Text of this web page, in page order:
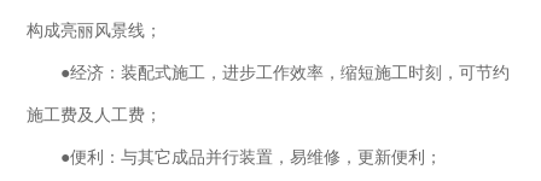
构成亮丽风景线；
●经济：装配式施工，进步工作效率，缩短施工时刻，可节约
施工费及人工费；
●便利：与其它成品并行装置，易维修，更新便利；